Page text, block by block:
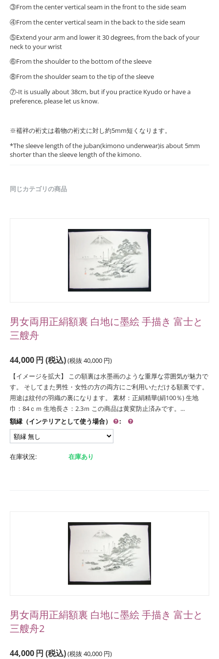
③From the center vertical seam in the front to the side seam
④From the center vertical seam in the back to the side seam
⑤Extend your arm and lower it 30 degrees, from the back of your
neck to your wrist
⑥From the shoulder to the bottom of the sleeve
⑧From the shoulder seam to the tip of the sleeve
⑦-It is usually about 38cm, but if you practice Kyudo or have a
preference, please let us know.
※襦袢の裄丈は着物の裄丈に対し約5mm短くなります。
*The sleeve length of the juban(kimono underwear)is about 5mm
shorter than the sleeve length of the kimono.
同じカテゴリの商品
男女両用正絹額裏 白地に墨絵 手描き 富士と
三艘舟
44,000円 (税込)(税抜 40,000 円)
【イメージを拡大】 この額裏は水墨画のような重厚な雰囲気が魅力で
す。 そしてまた男性・女性の方の両方にご利用いただける額裏です。
用途は紋付の羽織の裏になります。 素材：正絹精華(絹100％) 生地
巾：84ｃｍ 生地長さ：2.3ｍ この商品は黄変防止済みです。...
額縁（インテリアとして使う場合）
:
在庫状況: 在庫あり
男女両用正絹額裏 白地に墨絵 手描き 富士と
三艘舟2
44,000円 (税込)(税抜 40,000 円)